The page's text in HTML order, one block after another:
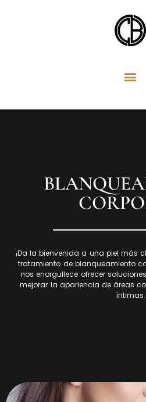
¡Da la bienvenida a una piel más
tratamiento de blanqueamiento
nos enorgullece ofrecer
mejorar la apariencia de áreas
íntimas.